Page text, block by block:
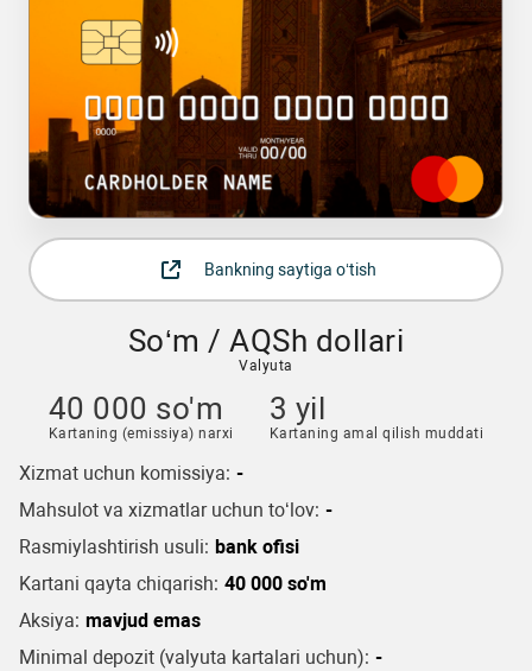
Bankning saytiga o‘tish
So‘m / AQSh dollari
Valyuta
40 000 so'm
Kartaning (emissiya) narxi
3 yil
Kartaning amal qilish muddati
Xizmat uchun komissiya: -
Mahsulot va xizmatlar uchun to‘lov: -
Rasmiylashtirish usuli: bank ofisi
Kartani qayta chiqarish: 40 000 so'm
Aksiya: mavjud emas
Minimal depozit (valyuta kartalari uchun): -